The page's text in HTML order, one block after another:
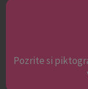
Pozrite si